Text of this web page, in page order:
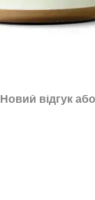
Новий відгук